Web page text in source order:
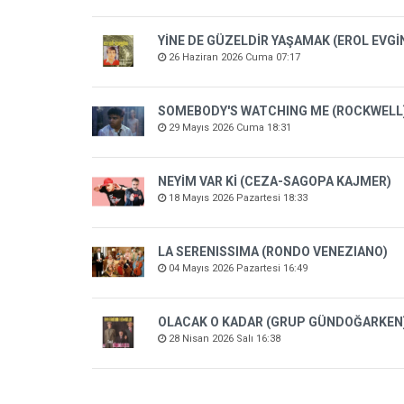
YİNE DE GÜZELDİR YAŞAMAK (EROL
26 Haziran 2026 Cuma 07:17
SOMEBODY'S WATCHING ME
29 Mayıs 2026 Cuma 18:31
NEYİM VAR Kİ (CEZA-SAGOPA KAJMER)
18 Mayıs 2026 Pazartesi 18:33
LA SERENISSIMA (RONDO VENEZIANO)
04 Mayıs 2026 Pazartesi 16:49
OLACAK O KADAR (GRUP
28 Nisan 2026 Salı 16:38